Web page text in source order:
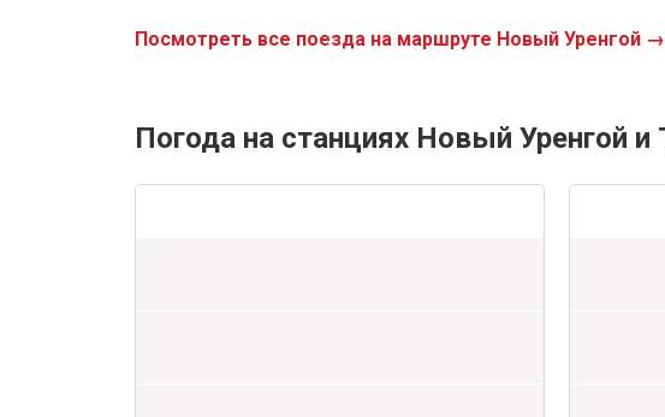
Посмотреть все поезда на маршруте Новый Уренгой
Погода на станциях Новый Уренгой